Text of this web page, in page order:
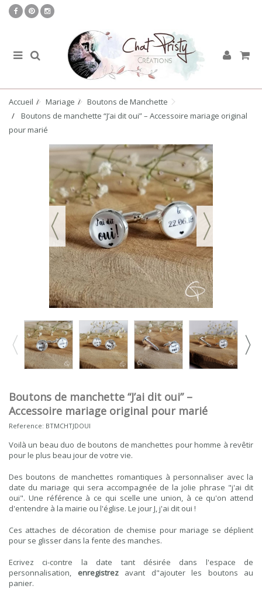
Accueil Mariage
Boutons de Manchette
Boutons de manchette “J’ai dit oui” – Accessoire mariage original
pour marié
Boutons de manchette “J’ai dit oui” –
Accessoire mariage original pour marié
Reference: BTMCHTJDOUI
Voilà un beau duo de boutons de manchettes pour homme à revêtir
pour le plus beau jour de votre vie.
Des boutons de manchettes romantiques à personnaliser avec la
date du mariage qui sera accompagnée de la jolie phrase "j'ai dit
oui". Une référence à ce qui scelle une union, à ce qu'on attend
d'entendre à la mairie ou l'église. Le jour J, j'ai dit oui !
Ces attaches de décoration de chemise pour mariage se déplient
pour se glisser dans la fente des manches.
Ecrivez ci-contre la date tant désirée dans l'espace de
personnalisation, enregistrezavant d"ajouter les boutons au
panier.